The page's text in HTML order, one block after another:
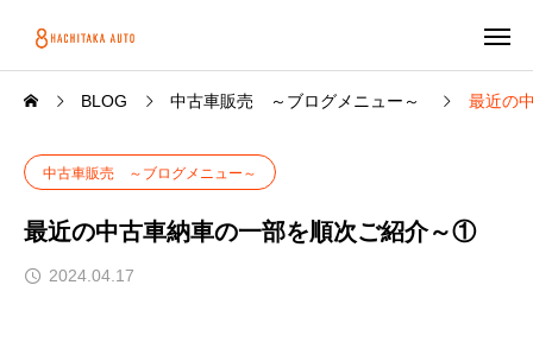
BLOG 中古車販売 ～ブログメニュー～ 最近の
中古車販売 ～ブログメニュー～
最近の中古車納車の一部を順次ご紹介～①
2024.04.17